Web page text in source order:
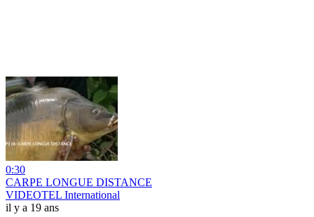
0:30
CARPE LONGUE DISTANCE
VIDEOTEL International
il y a 19 ans